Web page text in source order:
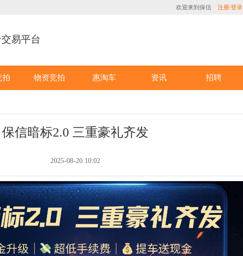
欢迎来到保信 注册/登录
易平台
拍 物资竞拍 惠淘车 资讯 招聘
保信暗标2.0 三重豪礼齐发
2025-08-20 10:02